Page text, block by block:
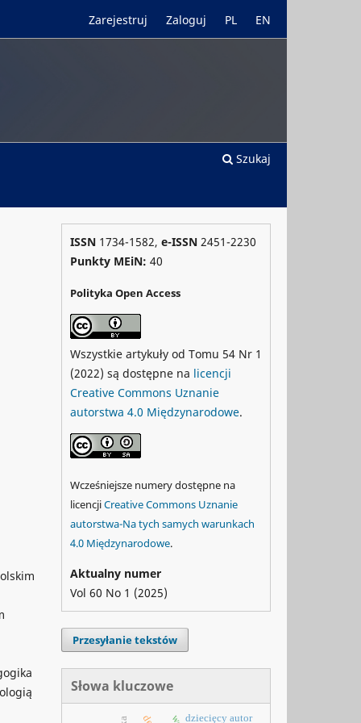
Szukaj
Zarejestruj Zaloguj PL EN
ISSN 1734-1582, e-ISSN 2451-2230
Punkty MEiN: 40
Polityka Open Access
Wszystkie artykuły od Tomu 54 Nr 1
(2022) są dostępne na licencji
Creative Commons Uznanie
autorstwa 4.0 Międzynarodowe.
Wcześniejsze numery dostępne na
licencjiCreative Commons Uznanie
autorstwa-Na tych samych warunkach
4.0 Międzynarodowe.
Aktualny numer
Vol 60 No 1 (2025)
Przesyłanie tekstów
Słowa kluczowe
dziecięcy autor